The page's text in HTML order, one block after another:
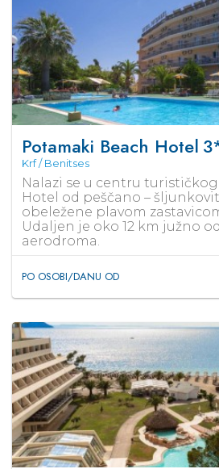
Potamaki Beach Hotel
Krf / Benitses
Nalazi se u centru
Hotel od peščano –
obeležene plavom
Udaljen je oko 12 km južno
aerodroma.
PO OSOBI/DANU OD